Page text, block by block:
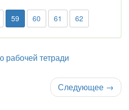
59 60 61 62
рабочей тетради
Следующее →